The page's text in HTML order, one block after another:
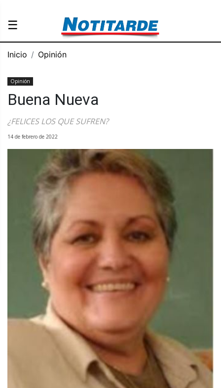
☰
Inicio Opinión
Opinión
Buena Nueva
¿FELICES LOS QUE SUFREN?
14 de febrero de 2022